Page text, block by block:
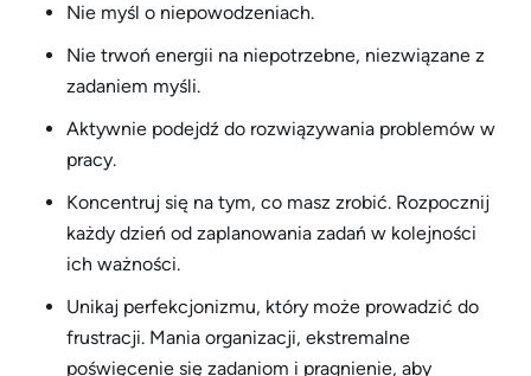
Nie myśl o niepowodzeniach.
Nie trwoń energii na niepotrzebne, niezwiązane z
zadaniem myśli.
Aktywnie podejdź do rozwiązywania problemów w
pracy.
Koncentruj się na tym, co masz zrobić. Rozpocznij
każdy dzień od zaplanowania zadań w kolejności
ich ważności.
Unikaj perfekcjonizmu, który może prowadzić do
frustracji. Mania organizacji, ekstremalne
poświęcenie się zadaniom i pragnienie, aby